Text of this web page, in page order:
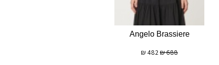
Angelo Brassiere
688
₪
482
₪